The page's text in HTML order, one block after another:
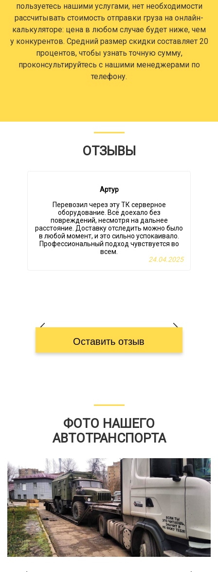
пользуетесь нашими услугами, нет необходимости
рассчитывать стоимость отправки груза на онлайн-
калькуляторе: цена в любом случае будет ниже, чем
у конкурентов. Средний размер скидки составляет 20
процентов, чтобы узнать точную сумму,
проконсультируйтесь с нашими менеджерами по
телефону.
ОТЗЫВЫ
Артур
Перевозил через эту ТК серверное
оборудование. Всё доехало без
повреждений, несмотря на дальнее
расстояние. Доставку отследить можно было
в любой момент, и это сильно успокаивало.
Профессиональный подход чувствуется во
всем.
24.04.2025
Оставить отзыв
ФОТО НАШЕГО
АВТОТРАНСПОРТА